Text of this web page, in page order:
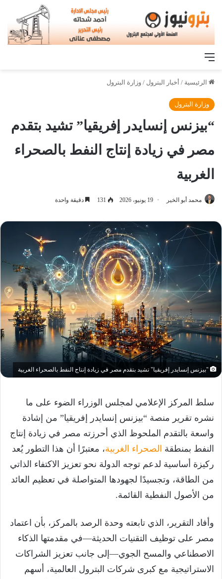
القائمة
الرئيسية / أخبار البترول / وزارة البترول
وزارة البترول
“بيزنس إنسايدر إفريقيا” تشيد بتقدم
مصر في زيادة إنتاج النفط بالصحراء
الغربية
محمد أبو الخير 19 يونيو، 2026 131 دقيقة واحدة
"بيزنس إنسايدر إفريقيا" تشيد بتقدم مصر في زيادة إنتاج النفط بالصحراء الغربية
سلط المركز الإعلامي لمجلس الوزراء الضوء على ما
نشره تقرير منصة “بيزنس إنسايدر إفريقيا” من إشادة
واسعة بالتقدم الملحوظ الذي أحرزته مصر في زيادة إنتاج
النفط بمنطقة الصحراء الغربية، معتبرًا أن هذا التطور يُعد
ركيزة أساسية لدعم توجه الدولة نحو تعزيز الاكتفاء الذاتي
من الطاقة، وتجسيدًا لجهودها المتواصلة في تعظيم العائد
من الأصول النفطية القائمة.
وأفاد التقرير، الذي تابعته وحدة الرصد بالمركز، بأن اعتماد
مصر على توظيف التقنيات الحديثة—في مقدمتها الذكاء
الاصطناعي والمسح الجوي—إلى جانب تعزيز الشراكات
الاستراتيجية مع كبرى شركات البترول العالمية، أسهم